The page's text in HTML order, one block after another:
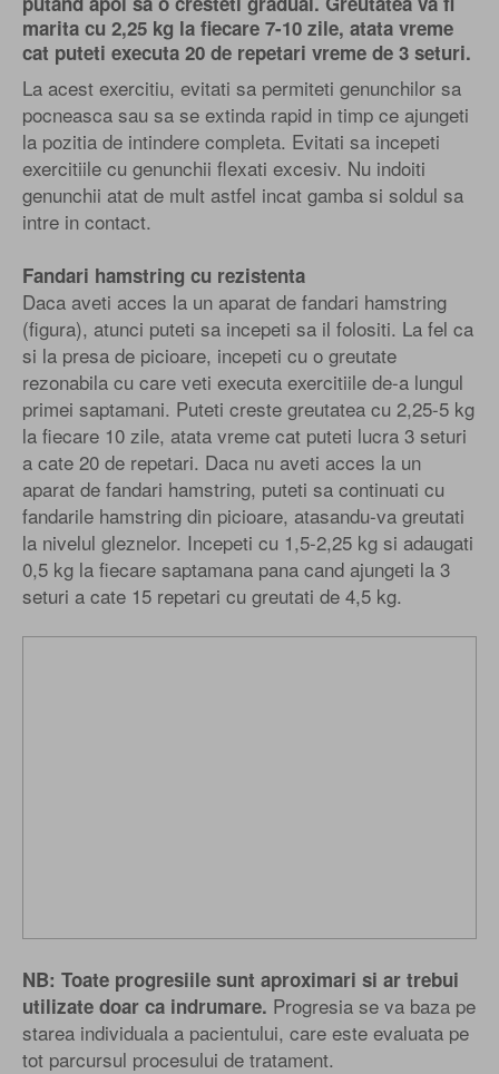
marita cu 2,25 kg la fiecare 7-10 zile, atata vreme
cat puteti executa 20 de repetari vreme de 3 seturi.
La acest exercitiu, evitati sa permiteti genunchilor sa
pocneasca sau sa se extinda rapid in timp ce ajungeti
la pozitia de intindere completa. Evitati sa incepeti
exercitiile cu genunchii flexati excesiv. Nu indoiti
genunchii atat de mult astfel incat gamba si soldul sa
intre in contact.
Fandari hamstring cu rezistenta
Daca aveti acces la un aparat de fandari hamstring
(figura), atunci puteti sa incepeti sa il folositi. La fel ca
si la presa de picioare, incepeti cu o greutate
rezonabila cu care veti executa exercitiile de-a lungul
primei saptamani. Puteti creste greutatea cu 2,25-5 kg
la fiecare 10 zile, atata vreme cat puteti lucra 3 seturi
a cate 20 de repetari. Daca nu aveti acces la un
aparat de fandari hamstring, puteti sa continuati cu
fandarile hamstring din picioare, atasandu-va greutati
la nivelul gleznelor. Incepeti cu 1,5-2,25 kg si adaugati
0,5 kg la fiecare saptamana pana cand ajungeti la 3
seturi a cate 15 repetari cu greutati de 4,5 kg.
NB: Toate progresiile sunt aproximari si ar trebui
utilizate doar ca indrumare. Progresia se va baza pe
starea individuala a pacientului, care este evaluata pe
tot parcursul procesului de tratament.